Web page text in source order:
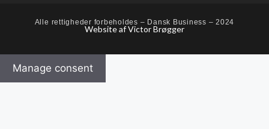
Alle rettigheder forbeholdes – Dansk Business – 2024
Website af Victor Brøgger
Manage consent